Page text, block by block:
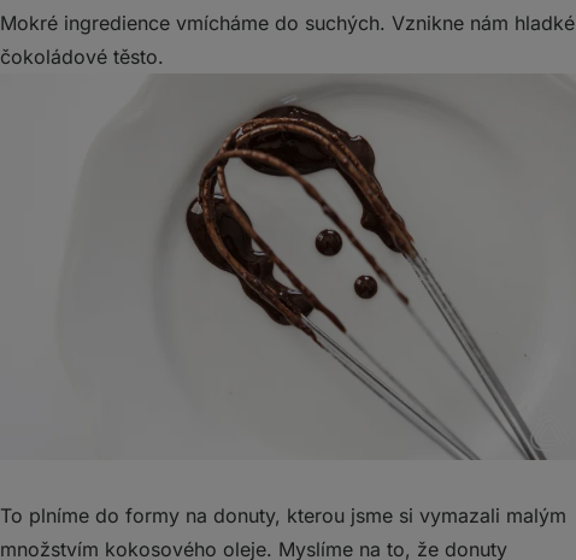
Mokré ingredience vmícháme do suchých. Vznikne nám hladké
čokoládové těsto.
To plníme do formy na donuty, kterou jsme si vymazali malým
množstvím kokosového oleje. Myslíme na to, že donuty